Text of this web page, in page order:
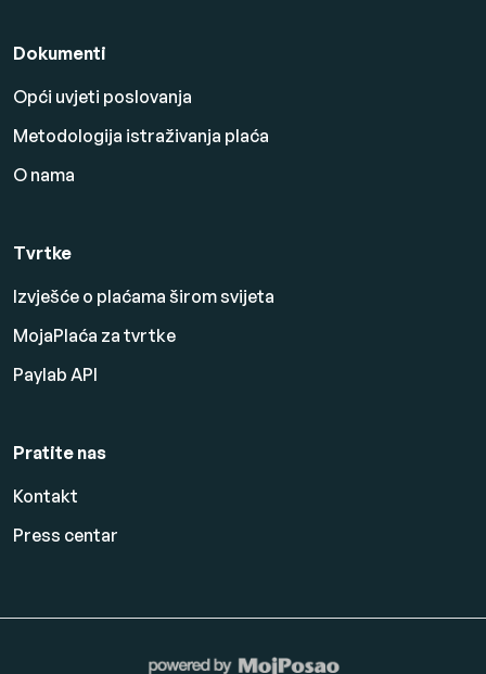
Dokumenti
Opći uvjeti poslovanja
Metodologija istraživanja plaća
O nama
Tvrtke
Izvješće o plaćama širom svijeta
MojaPlaća za tvrtke
Paylab API
Pratite nas
Kontakt
Press centar